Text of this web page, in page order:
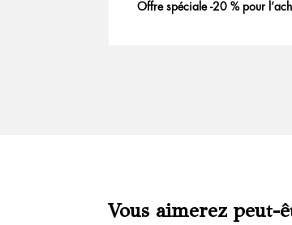
Offre spéciale -20 % pour
Vous aimerez peut-